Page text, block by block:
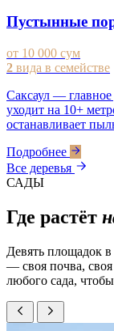
Пустынные
от 10 000 сум
2 вида в семействе
Саксаул —
уходит на 10+
останавливает
Подробнее
Все деревья
САДЫ
Где растёт
Девять площадок
— своя почва, своя
любого сада,